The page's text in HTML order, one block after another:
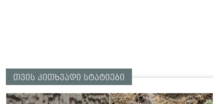
თვის კითხვადი სტატიები